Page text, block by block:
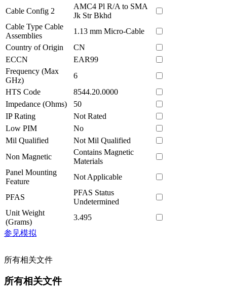
Cable Config 2
AMC4 Pl R/A to SMA
Jk Str Bkhd
Cable Type Cable
Assemblies
1.13 mm Micro-Cable
Country of Origin
CN
ECCN
EAR99
Frequency (Max
GHz)
6
HTS Code
8544.20.0000
Impedance (Ohms)
50
IP Rating
Not Rated
Low PIM
No
Mil Qualified
Not Mil Qualified
Non Magnetic
Contains Magnetic
Materials
Panel Mounting
Feature
Not Applicable
PFAS
PFAS Status
Undetermined
Unit Weight
(Grams)
3.495
参见模拟
所有相关文件
所有相关文件